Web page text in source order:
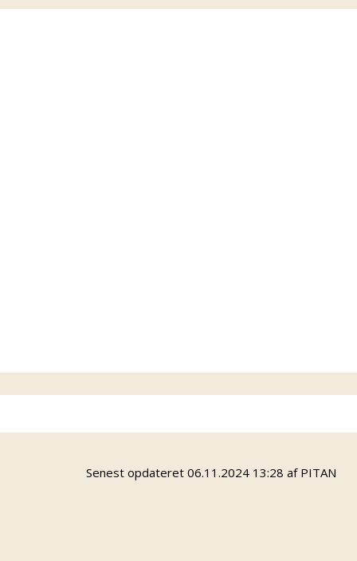
Senest opdateret 06.11.2024 13:28 af PITAN